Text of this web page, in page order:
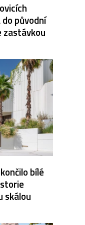
původní
zastávkou
bílé
skálou